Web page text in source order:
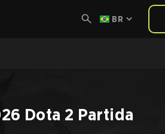
BR
Dota 2 Partida